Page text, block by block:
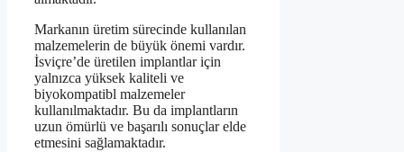
Markanın üretim sürecinde kullanılan
malzemelerin de büyük önemi vardır.
İsviçre’de üretilen implantlar için
yalnızca yüksek kaliteli ve
biyokompatibl malzemeler
kullanılmaktadır. Bu da implantların
uzun ömürlü ve başarılı sonuçlar elde
etmesini sağlamaktadır.